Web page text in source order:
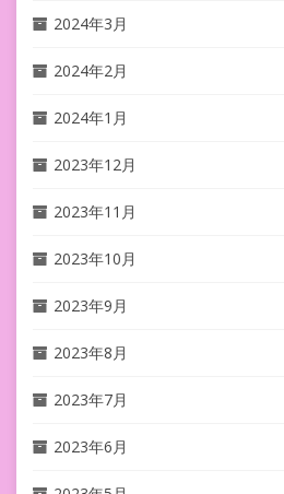
2024年3月
2024年2月
2024年1月
2023年12月
2023年11月
2023年10月
2023年9月
2023年8月
2023年7月
2023年6月